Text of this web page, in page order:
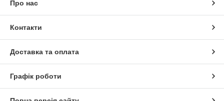
Про нас
Контакти
Доставка та оплата
Графік роботи